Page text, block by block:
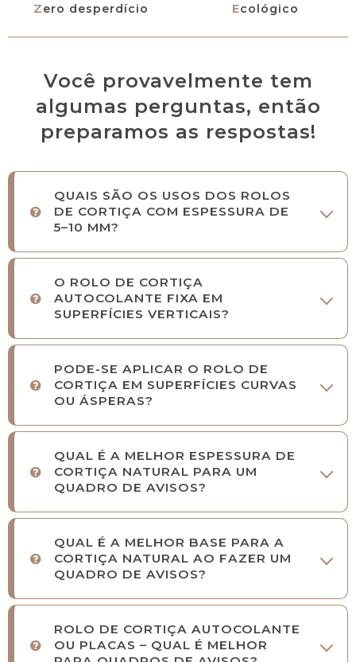
Zero desperdício Ecológico
Você provavelmente tem
algumas perguntas, então
preparamos as respostas!
QUAIS SÃO OS USOS DOS ROLOS
DE CORTIÇA COM ESPESSURA DE
5–10 MM?
O ROLO DE CORTIÇA
AUTOCOLANTE FIXA EM
SUPERFÍCIES VERTICAIS?
PODE-SE APLICAR O ROLO DE
CORTIÇA EM SUPERFÍCIES CURVAS
OU ÁSPERAS?
QUAL É A MELHOR ESPESSURA DE
CORTIÇA NATURAL PARA UM
QUADRO DE AVISOS?
QUAL É A MELHOR BASE PARA A
CORTIÇA NATURAL AO FAZER UM
QUADRO DE AVISOS?
ROLO DE CORTIÇA AUTOCOLANTE
OU PLACAS – QUAL É MELHOR